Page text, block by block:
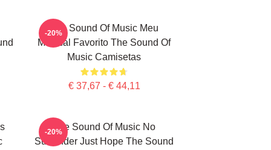
The Sound Of Music Meu
Musical Favorito The Sound Of
Music Camisetas
€ 37,67 - € 44,11
-20%
The Sound Of Music No
Surrender Just Hope The Sound
-20%